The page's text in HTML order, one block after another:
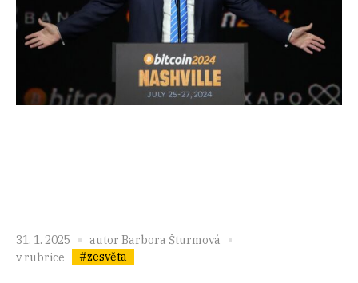
31. 1. 2025 autor Barbora Šturmová
v rubrice
#zesvěta